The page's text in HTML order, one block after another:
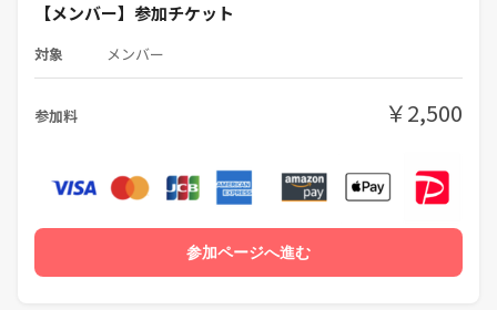
【メンバー】参加チケット
対象 メンバー
参加料 ￥2,500
参加ページへ進む